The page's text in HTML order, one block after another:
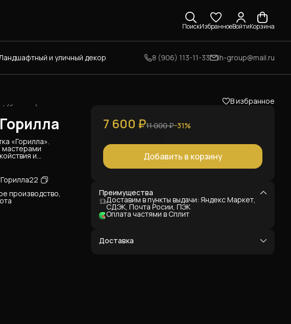
ПоискИзбранноеВойтиКорзина
и уличный декор 8 (906) 113-11-33 ih-group@mail.ru
(бронза)
«Горилла».
мастерами
и
акцентом в
сильного
производство,
В избранное
7 600 ₽11 000 ₽−31%
Добавить в корзину
Преимущества
Доставим в пункты выдачи: Яндекс Маркет,
СДЭК, Почта Росии, ПЭК
Оплата частями в Сплит
Доставка